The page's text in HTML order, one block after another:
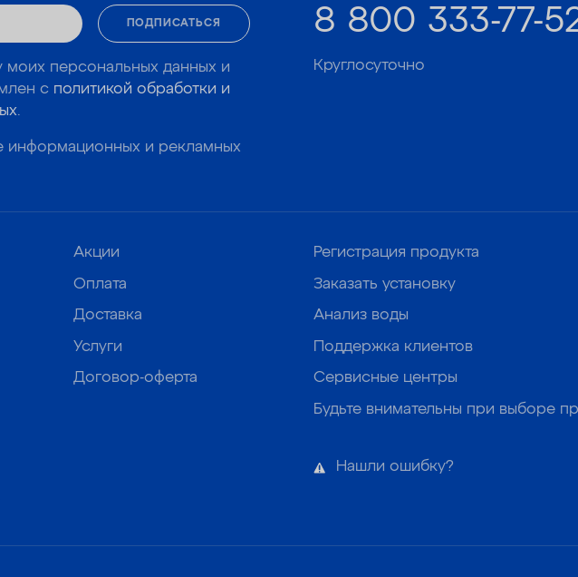
ПОДПИСАТЬСЯ
моих персональных данных и
с политикой обработки и
.
информационных и рекламных
8 800 333-77-
Круглосуточно
Акции
Оплата
Доставка
Услуги
Договор-оферта
Регистрация продукта
Заказать установку
Анализ воды
Поддержка клиентов
Сервисные центры
Будьте внимательны при выборе
Нашли ошибку?